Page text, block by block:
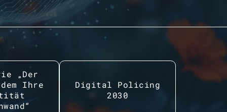
„Der
Ihre
Digital Policing
2030